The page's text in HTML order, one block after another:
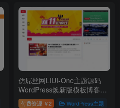
仿屌丝网LIUI-One主题源码
WordPress焕新版模板博客网
站源码
付费资源 ￥2 WordPress主题